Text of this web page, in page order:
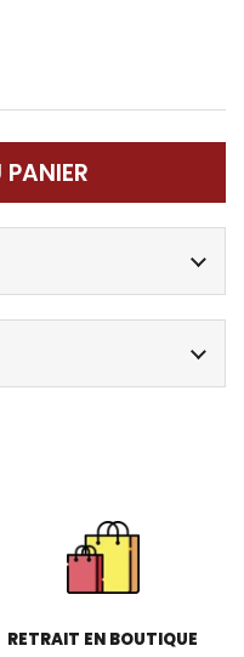
RETRAIT EN BOUTIQUE